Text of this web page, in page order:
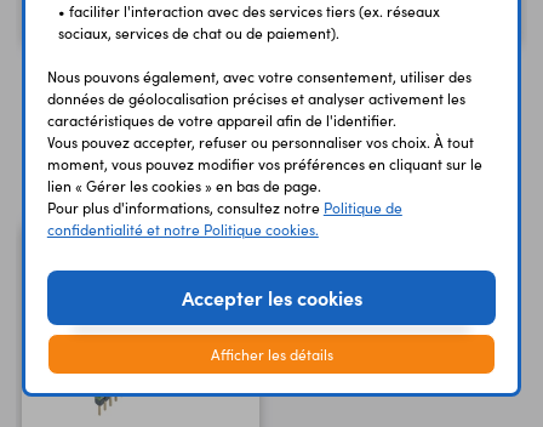
1,75 € HT Code : 48320 1,79 € HT
Vous avez déja consulté
• faciliter l'interaction avec des services tiers (ex. réseaux
sociaux, services de chat ou de paiement).
Nous pouvons également, avec votre consentement, utiliser des
données de géolocalisation précises et analyser activement les
caractéristiques de votre appareil afin de l'identifier.
Vous pouvez accepter, refuser ou personnaliser vos choix. À tout
moment, vous pouvez modifier vos préférences en cliquant sur le
lien « Gérer les cookies » en bas de page.
Pour plus d'informations, consultez notre Politique de
confidentialité et notre Politique cookies.
Accepter les cookies
Afficher les détails